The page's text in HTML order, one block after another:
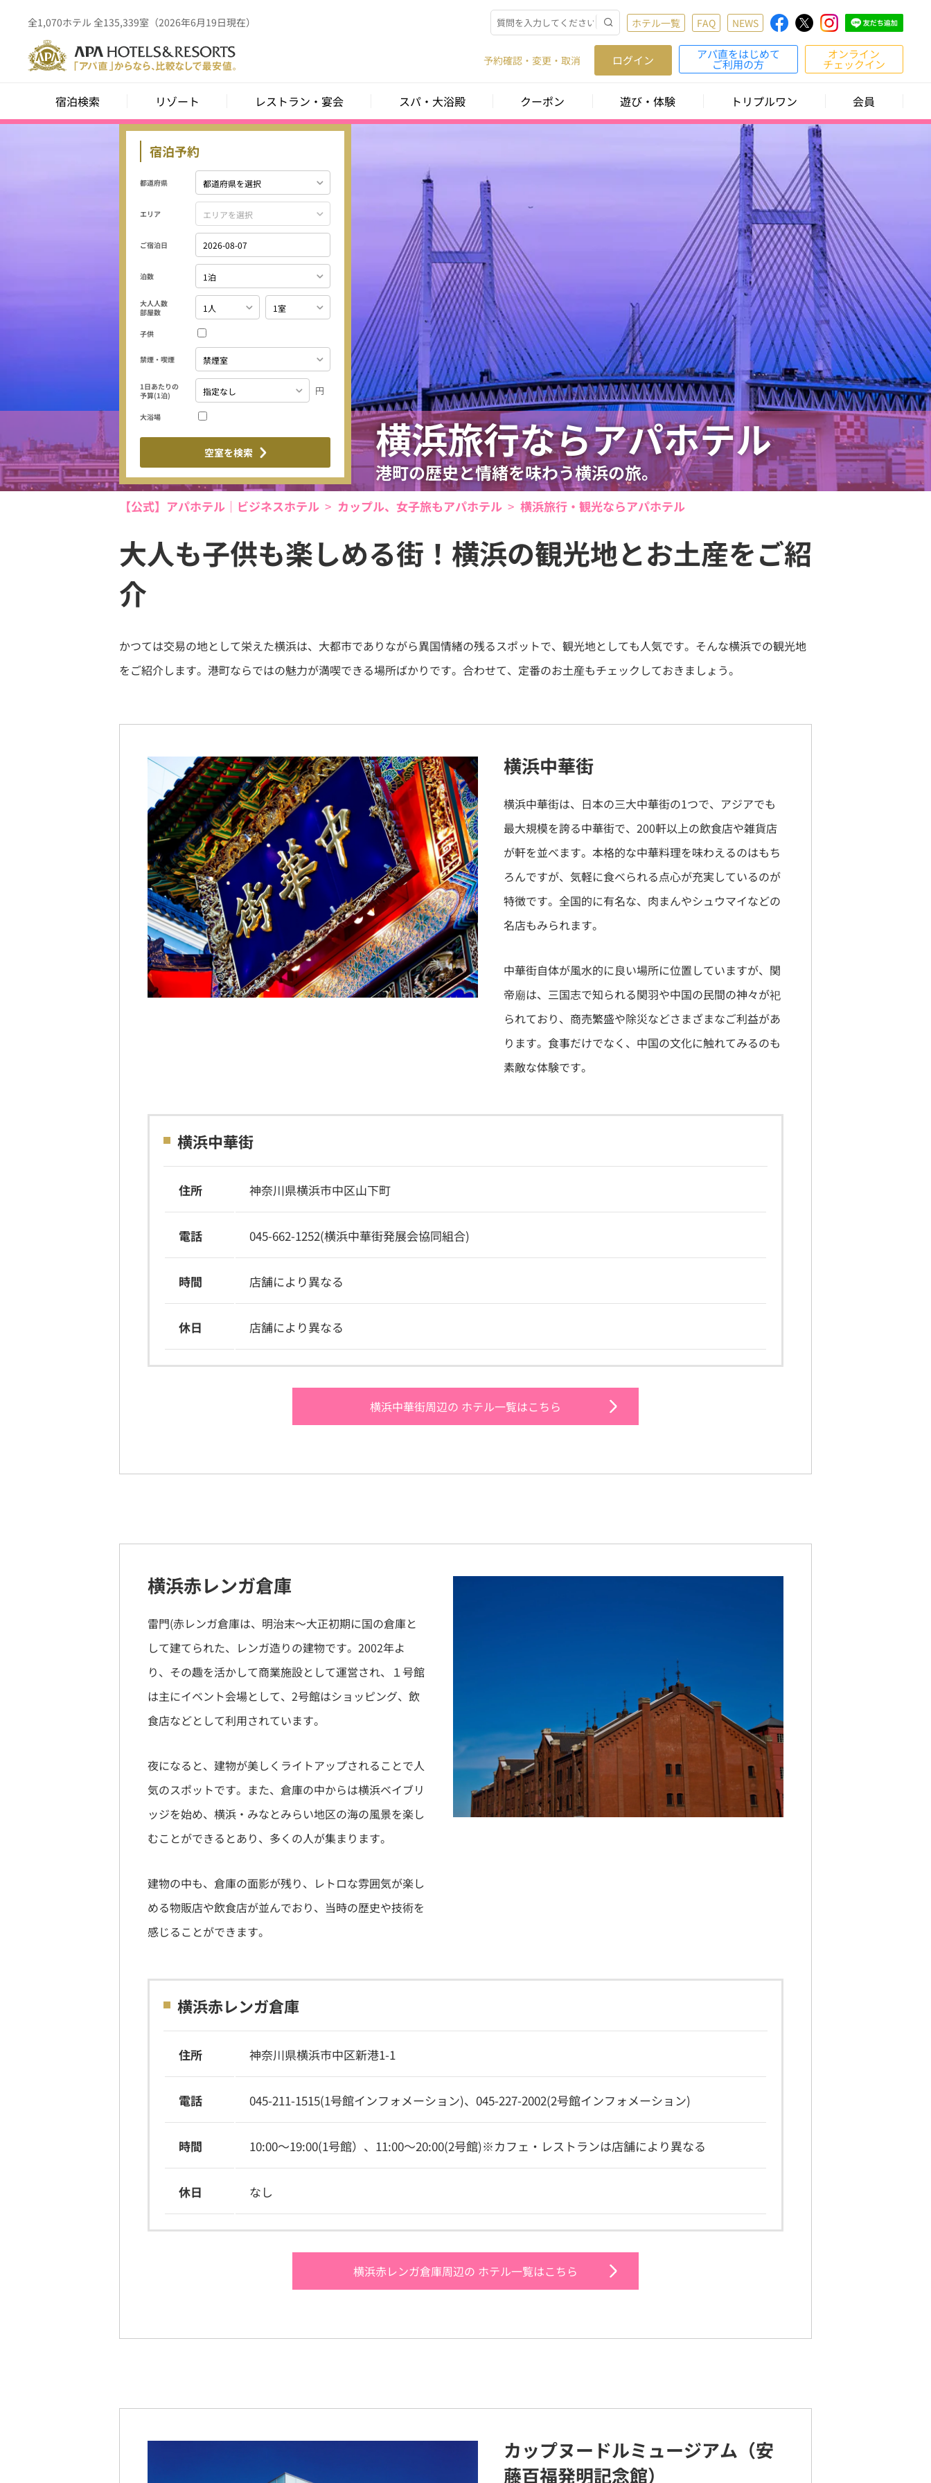
全1,070ホテル 全135,339室（2026年6月19日現在） ホテル一覧 FAQ NEWS
予約確認・変更・取消 ログイン アパ直をはじめて
ご利用の方
オンライン
チェックイン
宿泊検索 リゾート レストラン・宴会 スパ・大浴殿 クーポン 遊び・体験 トリプルワン 会員
横浜旅行ならアパホテル
港町の歴史と情緒を味わう横浜の旅。
【公式】アパホテル｜ビジネスホテル カップル、女子旅もアパホテル 横浜旅行・観光ならアパホテル
宿泊予約
都道府県
エリア
ご宿泊日
泊数
大人人数
部屋数
子供
禁煙・喫煙
1日あたりの
予算(1泊)
円
大浴場
空室を検索
大人も子供も楽しめる街！横浜の観光地とお土産をご紹
介
かつては交易の地として栄えた横浜は、大都市でありながら異国情緒の残るスポットで、観光地としても人気です。そんな横浜での観光地
をご紹介します。港町ならではの魅力が満喫できる場所ばかりです。合わせて、定番のお土産もチェックしておきましょう。
横浜中華街
横浜中華街は、日本の三大中華街の1つで、アジアでも
最大規模を誇る中華街で、200軒以上の飲食店や雑貨店
が軒を並べます。本格的な中華料理を味わえるのはもち
ろんですが、気軽に食べられる点心が充実しているのが
特徴です。全国的に有名な、肉まんやシュウマイなどの
名店もみられます。
中華街自体が風水的に良い場所に位置していますが、関
帝廟は、三国志で知られる関羽や中国の民間の神々が祀
られており、商売繁盛や除災などさまざまなご利益があ
ります。食事だけでなく、中国の文化に触れてみるのも
素敵な体験です。
横浜中華街
住所 神奈川県横浜市中区山下町
電話 045-662-1252(横浜中華街発展会協同組合)
時間 店舗により異なる
休日 店舗により異なる
横浜中華街周辺の ホテル一覧はこちら
横浜赤レンガ倉庫
雷門(赤レンガ倉庫は、明治末～大正初期に国の倉庫と
して建てられた、レンガ造りの建物です。2002年よ
り、その趣を活かして商業施設として運営され、１号館
は主にイベント会場として、2号館はショッピング、飲
食店などとして利用されています。
夜になると、建物が美しくライトアップされることで人
気のスポットです。また、倉庫の中からは横浜ベイブリ
ッジを始め、横浜・みなとみらい地区の海の風景を楽し
むことができるとあり、多くの人が集まります。
建物の中も、倉庫の面影が残り、レトロな雰囲気が楽し
める物販店や飲食店が並んでおり、当時の歴史や技術を
感じることができます。
横浜赤レンガ倉庫
住所 神奈川県横浜市中区新港1-1
電話 045-211-1515(1号館インフォメーション)、045-227-2002(2号館インフォメーション)
時間 10:00～19:00(1号館）、11:00～20:00(2号館)※カフェ・レストランは店舗により異なる
休日 なし
横浜赤レンガ倉庫周辺の ホテル一覧はこちら
カップヌードルミュージアム（安
藤百福発明記念館）